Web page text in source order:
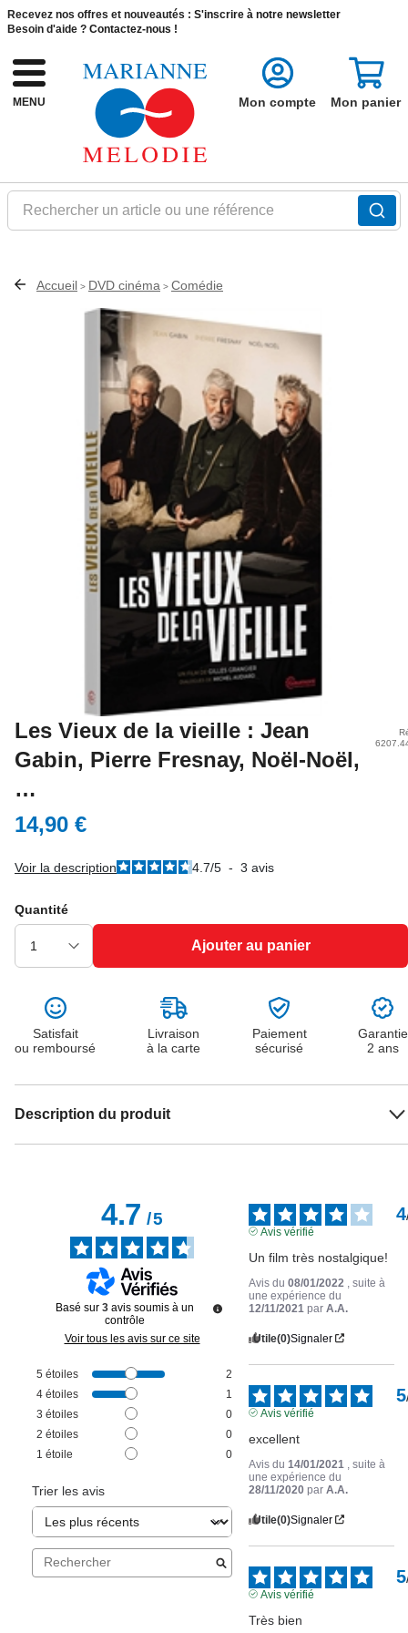
Recevez nos offres et nouveautés : S'inscrire à notre newsletter
Besoin d'aide ? Contactez-nous !
MENU
Rechercher un article ou une référence
Mon compte Mon panier
Accueil > DVD cinéma > Comédie
Les Vieux de la vieille : Jean
Gabin, Pierre Fresnay, Noël-Noël,
…
14,90 €
Voir la description 4.7/5 - 3 avis
Quantité
Ajouter au panier
Satisfait
ou remboursé
Livraison
à la carte
Paiement
sécurisé
Garantie
2 ans
Description du produit
4.7/5
Basé sur 3 avis soumis à un
contrôle
Voir tous les avis sur ce site
5 étoiles
2
4 étoiles
1
3 étoiles
0
2 étoiles
0
1 étoile 0
Trier les avis
4
Avis vérifié
Un film très nostalgique!
Avis du08/01/2022
, suite à
une expérience du
12/11/2021 parA.A.
Utile(0)Signaler
5
Avis vérifié
excellent
Avis du 14/01/2021
, suite à
une expérience du
28/11/2020 parA.A.
Utile(0)Signaler
5
Avis vérifié
Très bien